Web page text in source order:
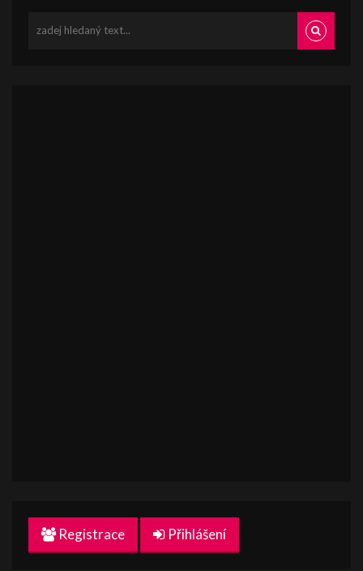
Registrace Přihlášení